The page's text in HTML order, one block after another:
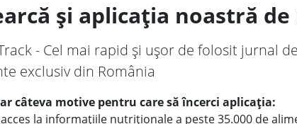
și aplicația noastră
- Cel mai rapid și ușor de folosit jurnal
exclusiv din România
câteva motive pentru care să încerci aplicația:
la informațiile nutriționale a peste 35.000 de